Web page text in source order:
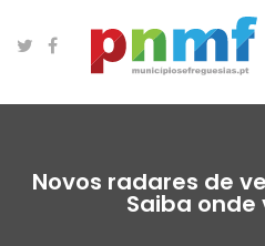
Novos radares de
Saiba